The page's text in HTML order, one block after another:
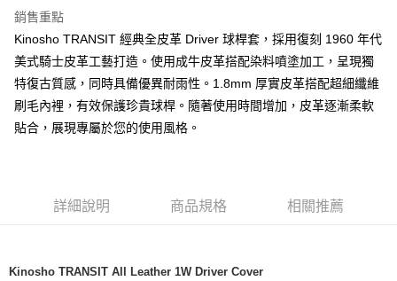
7-11取貨付款
每筆NT$60
付款後7-11取貨
每筆NT$60
宅配
銷售重點
Kinosho TRANSIT 經典全皮革 Driver 球桿套，採用復刻 1960 年代
美式騎士皮革工藝打造。使用成牛皮革搭配染料噴塗加工，呈現獨
特復古質感，同時具備優異耐雨性。1.8mm 厚實皮革搭配超細纖維
刷毛內裡，有效保護珍貴球桿。隨著使用時間增加，皮革逐漸柔軟
貼合，展現專屬於您的使用風格。
詳細說明 商品規格 相關推薦
Kinosho TRANSIT All Leather 1W Driver Cover